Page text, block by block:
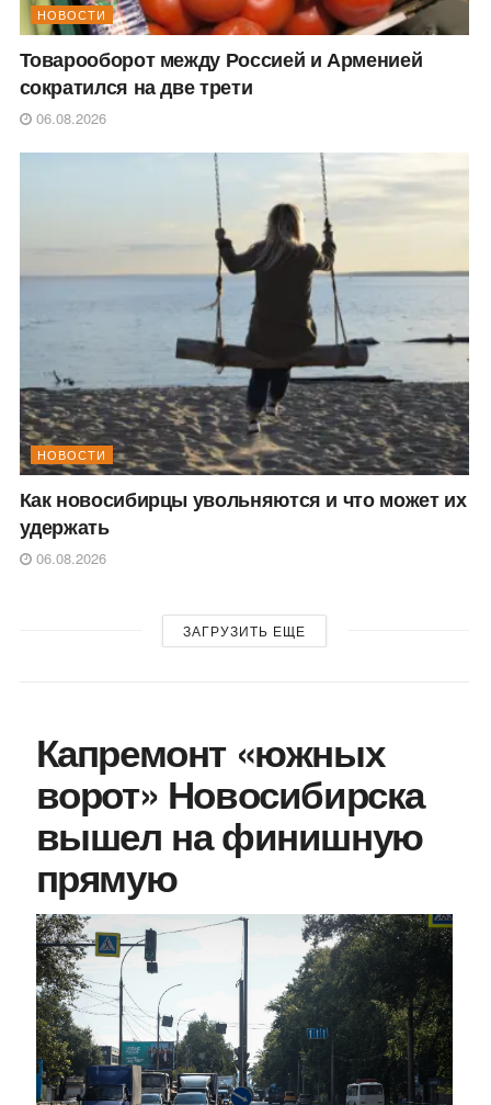
НОВОСТИ
Товарооборот между Россией и Арменией
сократился на две трети
06.08.2026
НОВОСТИ
Как новосибирцы увольняются и что может их
удержать
06.08.2026
ЗАГРУЗИТЬ ЕЩЕ
Капремонт «южных
ворот» Новосибирска
вышел на финишную
прямую